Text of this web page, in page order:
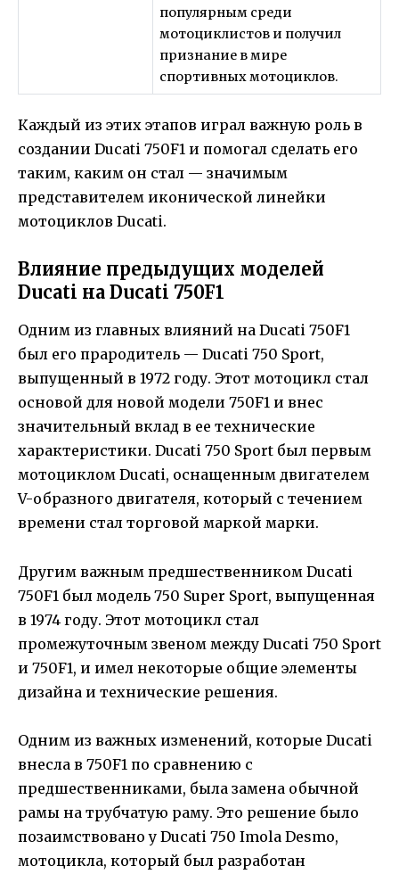
популярным среди
мотоциклистов и получил
признание в мире
спортивных мотоциклов.
Каждый из этих этапов играл важную роль в
создании Ducati 750F1 и помогал сделать его
таким, каким он стал — значимым
представителем иконической линейки
мотоциклов Ducati.
Влияние предыдущих моделей
Ducati на Ducati 750F1
Одним из главных влияний на Ducati 750F1
был его прародитель — Ducati 750 Sport,
выпущенный в 1972 году. Этот мотоцикл стал
основой для новой модели 750F1 и внес
значительный вклад в ее технические
характеристики. Ducati 750 Sport был первым
мотоциклом Ducati, оснащенным двигателем
V-образного двигателя, который с течением
времени стал торговой маркой марки.
Другим важным предшественником Ducati
750F1 был модель 750 Super Sport, выпущенная
в 1974 году. Этот мотоцикл стал
промежуточным звеном между Ducati 750 Sport
и 750F1, и имел некоторые общие элементы
дизайна и технические решения.
Одним из важных изменений, которые Ducati
внесла в 750F1 по сравнению с
предшественниками, была замена обычной
рамы на трубчатую раму. Это решение было
позаимствовано у Ducati 750 Imola Desmo,
мотоцикла, который был разработан